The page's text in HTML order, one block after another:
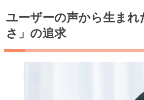
ユーザーの声から生まれ
さ」の追求